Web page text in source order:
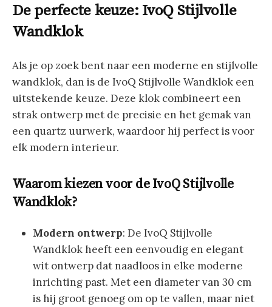
De perfecte keuze: IvoQ Stijlvolle
Wandklok
Als je op zoek bent naar een moderne en stijlvolle
wandklok, dan is de IvoQ Stijlvolle Wandklok een
uitstekende keuze. Deze klok combineert een
strak ontwerp met de precisie en het gemak van
een quartz uurwerk, waardoor hij perfect is voor
elk modern interieur.
Waarom kiezen voor de IvoQ Stijlvolle
Wandklok?
Modern ontwerp: De IvoQ Stijlvolle
Wandklok heeft een eenvoudig en elegant
wit ontwerp dat naadloos in elke moderne
inrichting past. Met een diameter van 30 cm
is hij groot genoeg om op te vallen, maar niet